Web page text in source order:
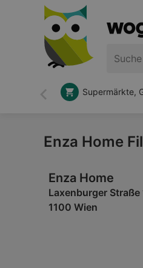
Zurück
Supermärkte,
Enza Home
Enza Home
Laxenburger Straße
1100 Wien